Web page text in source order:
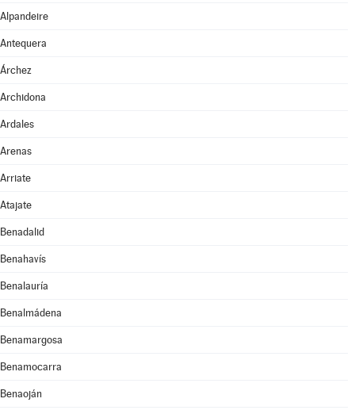
Alpandeire
Antequera
Árchez
Archidona
Ardales
Arenas
Arriate
Atajate
Benadalid
Benahavís
Benalauría
Benalmádena
Benamargosa
Benamocarra
Benaoján